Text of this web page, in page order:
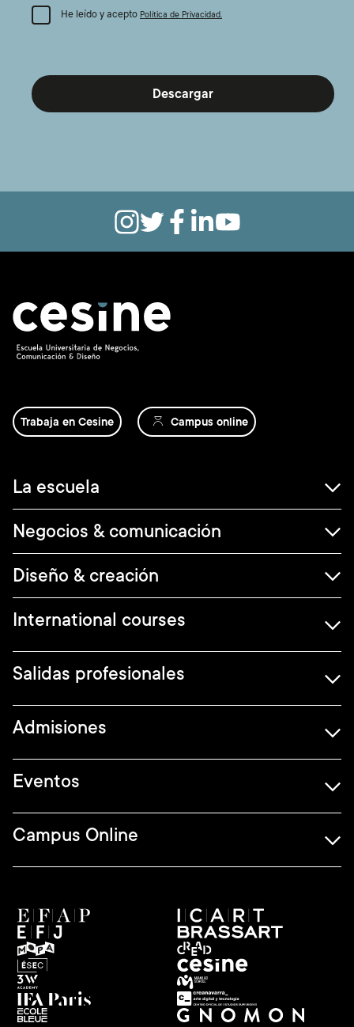
He leído y acepto Política de Privacidad.
Trabaja en Cesine Campus online
Navegación
principal
La escuela
Negocios & comunicación
Diseño & creación
International courses
Salidas profesionales
Admisiones
Eventos
Campus Online